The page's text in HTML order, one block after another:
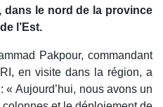
dans le nord de la province
l’Est.
Pakpour, commandant
en visite dans la région, a
Aujourd’hui, nous avons un